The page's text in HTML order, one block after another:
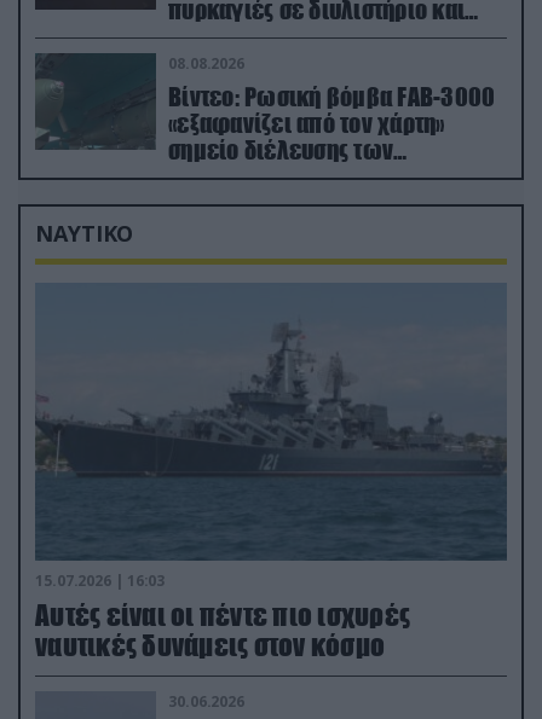
πυρκαγιές σε διυλιστήριο και
υποδομές της ρωσικής Rosneft
(βίντεο)
08.08.2026
Βίντεο: Ρωσική βόμβα FAB-3000
«εξαφανίζει από τον χάρτη»
σημείο διέλευσης των
ουκρανικών δυνάμεων στην
Ζαπορίζια
ΝΑΥΤΙΚΟ
15.07.2026 | 16:03
Aυτές είναι οι πέντε πιο ισχυρές
ναυτικές δυνάμεις στον κόσμο
30.06.2026